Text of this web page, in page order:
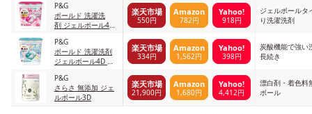
P&G
ボールド 洗濯洗
剤 ジェルボール4D
ロッサムの香り
楽天市場
550円
Amazon
782円
Yahoo!
918円
ジェルボールタ
り洗濯洗剤
P&G
ボールド 洗濯洗剤
ジェルボール4D 爽
ワーサボンの香り
楽天市場
334円
Amazon
1,562円
Yahoo!
398円
炭酸機能で強い
長続き
P&G
さらさ 無添加 ジェ
ルボール3D
楽天市場
21,900円
Amazon
1,680円
Yahoo!
4,412円
漂白剤・着色料
ボール